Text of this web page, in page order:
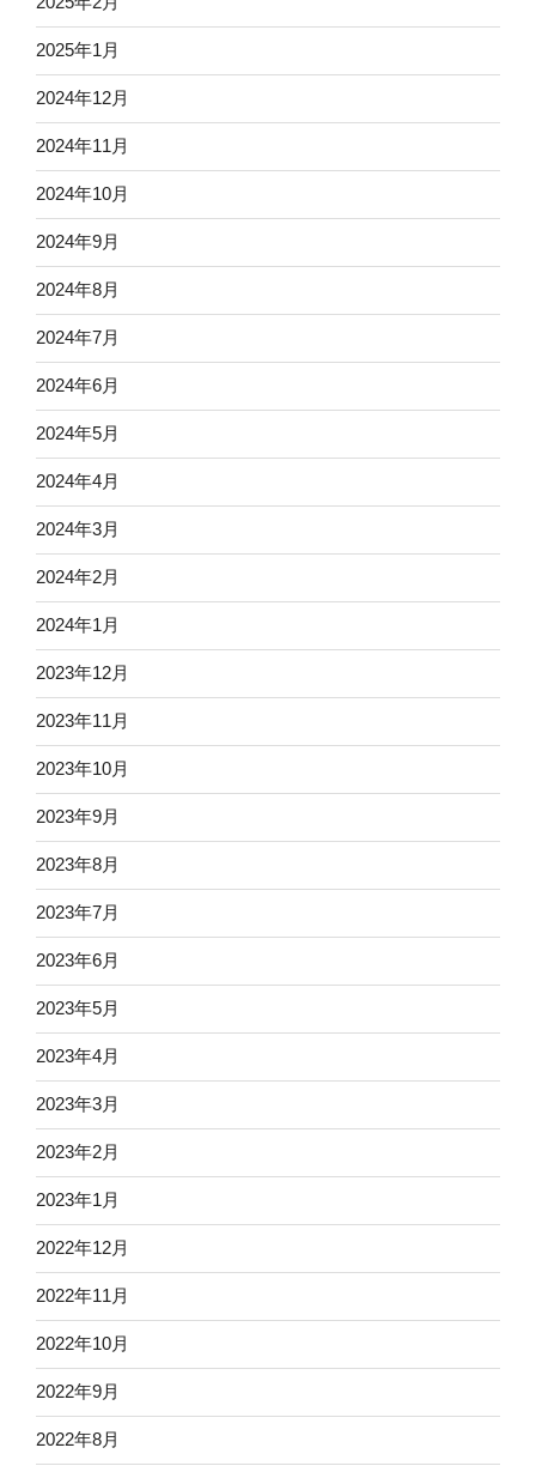
2025年1月
2024年12月
2024年11月
2024年10月
2024年9月
2024年8月
2024年7月
2024年6月
2024年5月
2024年4月
2024年3月
2024年2月
2024年1月
2023年12月
2023年11月
2023年10月
2023年9月
2023年8月
2023年7月
2023年6月
2023年5月
2023年4月
2023年3月
2023年2月
2023年1月
2022年12月
2022年11月
2022年10月
2022年9月
2022年8月